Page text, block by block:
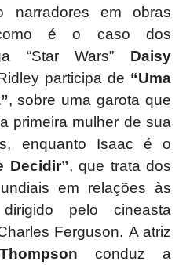
narradores em obras
é o caso dos
“Star Wars” Daisy
participa de “Uma
, sobre uma garota que
primeira mulher de sua
enquanto Isaac é o
Decidir”, que trata dos
em relações às
pelo cineasta
Ferguson. A atriz
conduz a